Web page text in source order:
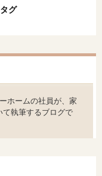
タグ
ホームの社員が、家
て執筆するブログで